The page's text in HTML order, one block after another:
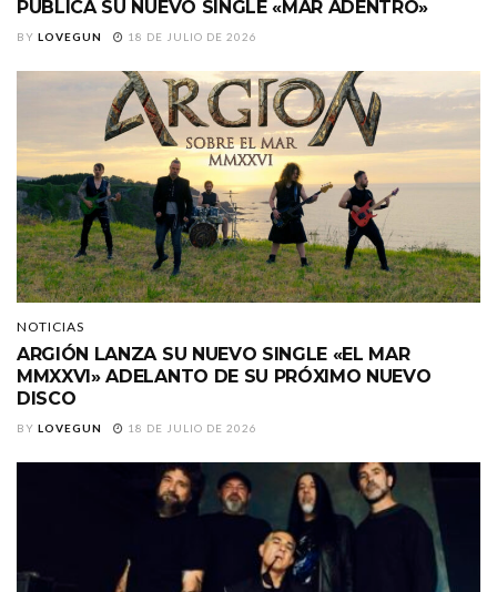
PUBLICA SU NUEVO SINGLE «MAR ADENTRO»
BY LOVEGUN 18 DE JULIO DE 2026
NOTICIAS
ARGIÓN LANZA SU NUEVO SINGLE «EL MAR
MMXXVI» ADELANTO DE SU PRÓXIMO NUEVO
DISCO
BY LOVEGUN 18 DE JULIO DE 2026